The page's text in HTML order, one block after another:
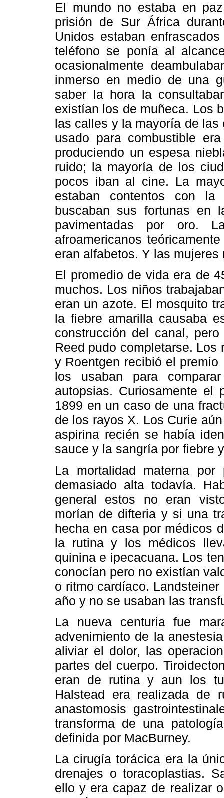
El mundo no estaba en
prisión de Sur África
Unidos estaban
teléfono se ponía al
ocasionalmente
inmerso en medio de una
saber la hora la
existían los de muñeca. Los
las calles y la mayoría de
usado para combustible
produciendo un espesa
ruido; la mayoría de los
pocos iban al cine. La
estaban contentos con
buscaban sus fortunas en
pavimentadas por oro.
afroamericanos
eran alfabetos. Y las
El promedio de vida era de
muchos. Los niños
eran un azote. El mosquito
la fiebre amarilla causaba
construcción del canal,
Reed pudo completarse.
y Roentgen recibió el
los usaban para
autopsias. Curiosamente
1899 en un caso de una
de los rayos X. Los Curie
aspirina recién se había
sauce y la sangría por fiebre
La mortalidad materna
demasiado alta todavía.
general estos no eran
morían de difteria y si una
hecha en casa por médicos
la rutina y los médicos
quinina e ipecacuana. Los
conocían pero no existían
o ritmo cardíaco.
año y no se usaban las
La nueva centuria fue
advenimiento de la
aliviar el dolor, las
partes del cuerpo.
eran de rutina y aun los
Halstead era realizada de
anastomosis
transforma de una
definida por MacBurney.
La cirugía torácica era la
drenajes o toracoplastias.
ello y era capaz de realizar